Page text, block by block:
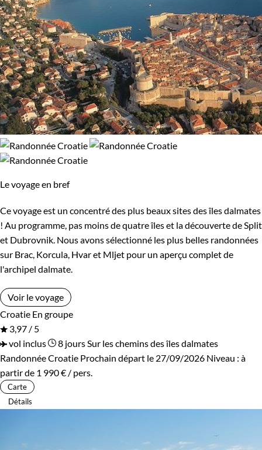
Le voyage en bref
Ce voyage est un concentré des plus beaux sites des îles dalmates
! Au programme, pas moins de quatre îles et la découverte de Split
et Dubrovnik. Nous avons sélectionné les plus belles randonnées
sur Brac, Korcula, Hvar et Mljet pour un aperçu complet de
l'archipel dalmate.
Voir le voyage
Croatie En groupe
3,97 / 5
vol inclus
8 jours Sur les chemins des îles dalmates
Randonnée Croatie Prochain départ le 27/09/2026 Niveau : à
partir de 1 990 € / pers.
Carte
Détails